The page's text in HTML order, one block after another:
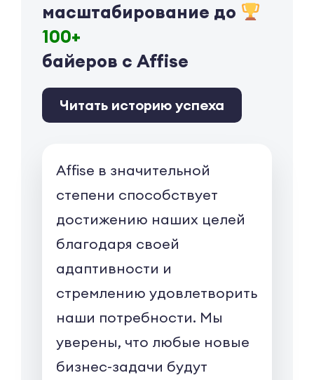
масштабирование до
100+
байеров с Affise
Читать историю успеха
Affise в значительной
степени способствует
достижению наших целей
благодаря своей
адаптивности и
стремлению удовлетворить
наши потребности. Мы
уверены, что любые новые
бизнес-задачи будут